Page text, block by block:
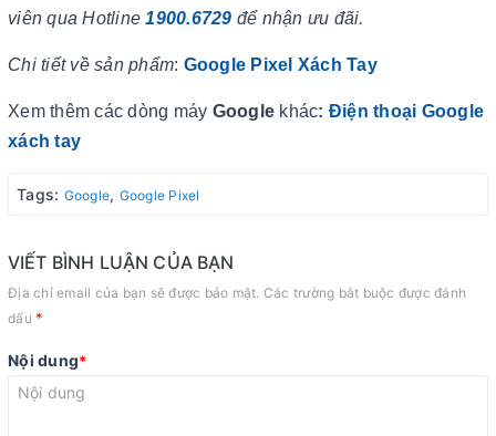
viên qua Hotline1900.6729 để nhận ưu đãi.
Chi tiết về sản phẩm: Google Pixel Xách Tay
Xem thêm các dòng máy Google khác: Điện thoại Google
xách tay
Tags: Google, Google Pixel
VIẾT BÌNH LUẬN CỦA BẠN
Địa chỉ email của bạn sẽ được bảo mật. Các trường bắt buộc được đánh
dấu *
Nội dung*